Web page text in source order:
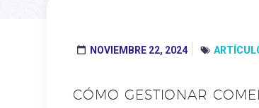

 NOVIEMBRE 22, 2024 

CÓMO GESTIONAR